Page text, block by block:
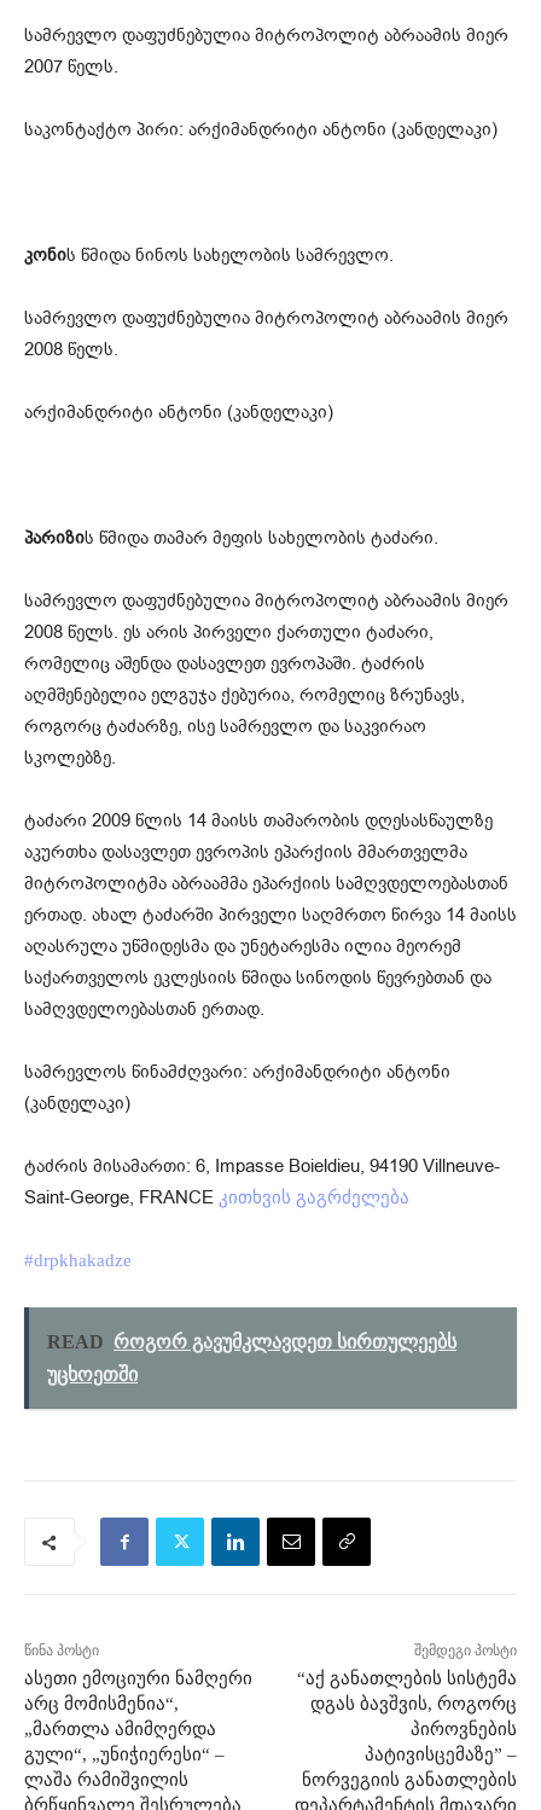
სამრევლო დაფუძნებულია მიტროპოლიტ აბრაამის მიერ
2007 წელს.
საკონტაქტო პირი: არქიმანდრიტი ანტონი (კანდელაკი)
კონის წმიდა ნინოს სახელობის სამრევლო.
სამრევლო დაფუძნებულია მიტროპოლიტ აბრაამის მიერ
2008 წელს.
არქიმანდრიტი ანტონი (კანდელაკი)
პარიზის წმიდა თამარ მეფის სახელობის ტაძარი.
სამრევლო დაფუძნებულია მიტროპოლიტ აბრაამის მიერ
2008 წელს. ეს არის პირველი ქართული ტაძარი,
რომელიც აშენდა დასავლეთ ევ­როპაში. ტაძრის
აღმშენებელია ელგუჯა ქებურია, რომელიც ზრუნავს,
როგორც ტაძარზე, ისე სამრევლო და საკვირაო
სკოლებზე.
ტაძარი 2009 წლის 14 მაისს თამარობის დღესასწაულზე
აკურთხა დასავლეთ ევროპის ეპარქიის მმართველმა
მიტროპოლიტმა აბრაამმა ეპარქიის სამღვდელოებასთან
ერთად. ახალ ტაძარში პირველი საღმრთო წირვა 14 მაისს
აღასრულა უწმიდესმა და უნეტარესმა ილია მეორემ
საქართველოს ეკლესიის წმიდა სინოდის წევრებთან და
სამღვდელოებასთან ერთად.
სამრევლოს წინამძღვარი: არქიმანდრიტი ანტონი
(კანდელაკი)
ტაძრის მისამართი: 6, Impasse Boieldieu, 94190 Villneuve-
Saint-George, FRANCE კითხვის გაგრძელება
#drpkhakadze
READ როგორ გავუმკლავდეთ სირთულეებს
უცხოეთში
წინა პოსტი
ასეთი ემოციური ნამღერი
არც მომისმენია“,
„მართლა ამიმღერდა
გული“, „უნიჭიერესი“ –
ლაშა რამიშვილის
ბრწყინვალე შესრულება
შემდეგი პოსტი
“აქ განათლების სისტემა
დგას ბავშვის, როგორც
პიროვნების
პატივისცემაზე” –
ნორვეგიის განათლების
დეპარტამენტის მთავარი